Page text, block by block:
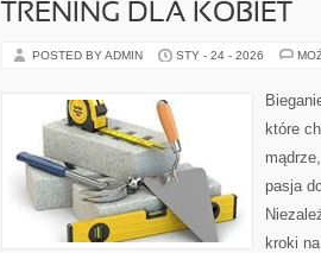
TRENING DLA KOBIET
POSTED BY ADMIN STY - 24 - 2026
które
pasja
kroki